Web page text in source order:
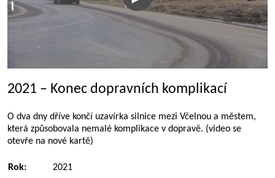
2021 – Konec dopravních komplikací
O dva dny dříve končí uzavírka silnice mezi Včelnou a městem,
která způsobovala nemalé komplikace v dopravě. (video se
otevře na nové kartě)
Rok:
2021